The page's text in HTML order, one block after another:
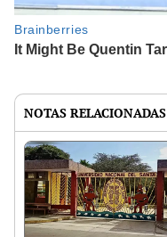
NOTAS RELACIONADAS